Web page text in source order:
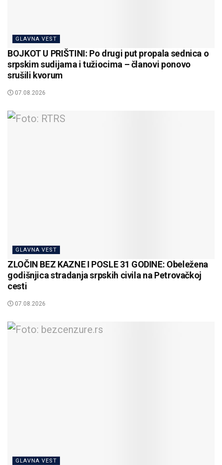
GLAVNA VEST
BOJKOT U PRIŠTINI: Po drugi put propala sednica o
srpskim sudijama i tužiocima – članovi ponovo
srušili kvorum
07.08.2026
GLAVNA VEST
ZLOČIN BEZ KAZNE I POSLE 31 GODINE: Obeležena
godišnjica stradanja srpskih civila na Petrovačkoj
cesti
07.08.2026
GLAVNA VEST